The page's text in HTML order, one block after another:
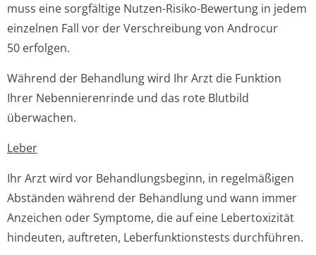
muss eine sorgfältige Nutzen-Risiko-Bewertung in jedem
einzelnen Fall vor der Verschreibung von Androcur
50 erfolgen.
Während der Behandlung wird Ihr Arzt die Funktion
Ihrer Nebennierenrinde und das rote Blutbild
überwachen.
Leber
Ihr Arzt wird vor Behandlungsbeginn, in regelmäßigen
Abständen während der Behandlung und wann immer
Anzeichen oder Symptome, die auf eine Lebertoxizität
hindeuten, auftreten, Leberfunktionstests durchführen.